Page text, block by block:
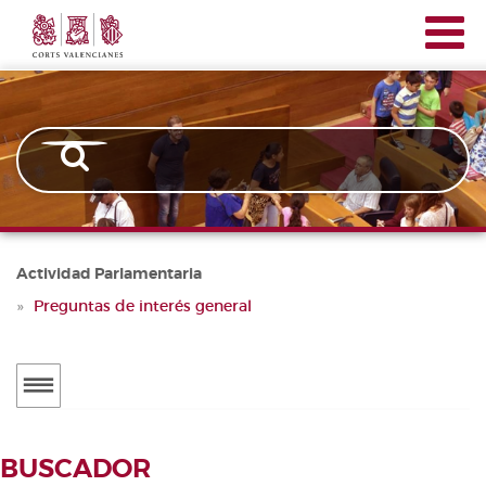
Pasar
contenido
principal
Corts
Valencianes
Actividad Parlamentaria
Preguntas de interés general
Menú
Noticias
BUSCADOR DE TRAMITACIONES
BUSCADOR